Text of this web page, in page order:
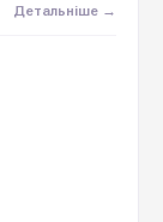
Детальніше →